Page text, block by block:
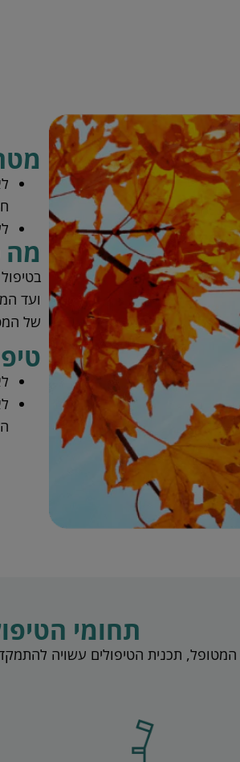
מה
ועד
של
תחומי
תכנית הטיפולים עשויה